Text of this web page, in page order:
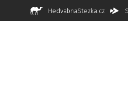
HedvabnaStezka.cz